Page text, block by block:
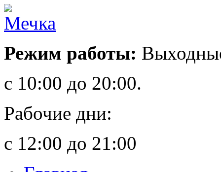
Режим работы:
с 10:00 до 20:00.
Рабочие дни:
с 12:00 до 21:00